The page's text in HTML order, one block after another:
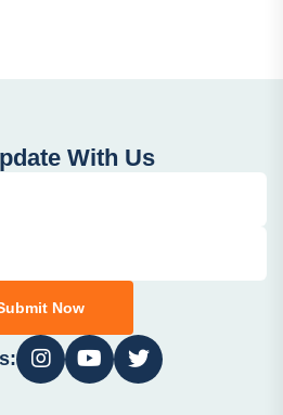
With Us
Now